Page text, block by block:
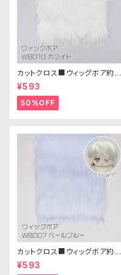
カットクロス■ウィッグボア約8c
m(ホワイト)WB010 ボア生地
25cm × 45cm
¥593
50%OFF
カットクロス■ウィッグボア約8c
m(ペールブルー)WB007ボア
生地 25cm × 45cm
¥593